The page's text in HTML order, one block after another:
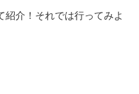
紹介！それでは行ってみよ